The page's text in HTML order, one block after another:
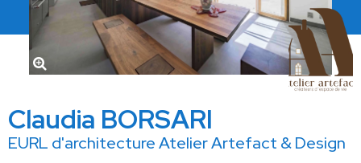
Claudia BORSARI
EURL d'architecture Atelier Artefact & Design